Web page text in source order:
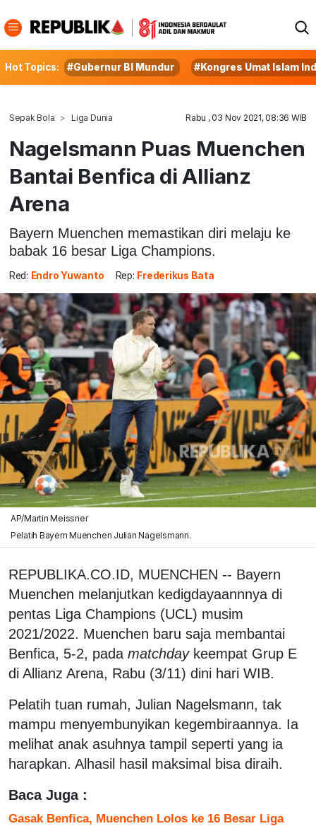
Hot Topics: #Gubernur BI Mundur #Kongres Umat Islam
Sepak Bola Liga Dunia Rabu , 03 Nov 2021, 08:36 WIB
Nagelsmann Puas Muenchen
Bantai Benfica di Allianz
Arena
Bayern Muenchen memastikan diri melaju ke
babak 16 besar Liga Champions.
Red: Endro Yuwanto Rep: Frederikus Bata
AP/Martin Meissner
Pelatih Bayern Muenchen Julian Nagelsmann.
REPUBLIKA.CO.ID, MUENCHEN -- Bayern
Muenchen melanjutkan kedigdayaannnya di
pentas Liga Champions (UCL) musim
2021/2022. Muenchen baru saja membantai
Benfica, 5-2, pada matchdaykeempat Grup E
di Allianz Arena, Rabu (3/11) dini hari WIB.
Pelatih tuan rumah, Julian Nagelsmann, tak
mampu menyembunyikan kegembiraannya. Ia
melihat anak asuhnya tampil seperti yang ia
harapkan. Alhasil hasil maksimal bisa diraih.
Baca Juga :
Gasak Benfica, Muenchen Lolos ke 16 Besar Liga